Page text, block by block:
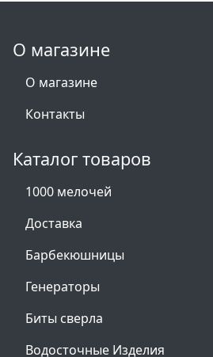
О магазине
О магазине
Контакты
Каталог товаров
1000 мелочей
Доставка
Барбекюшницы
Генераторы
Биты сверла
Водосточные Изделия